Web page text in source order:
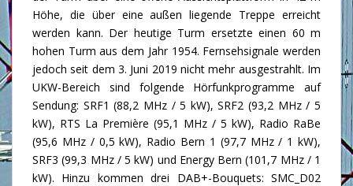
Höhe, die über eine außen liegende Treppe erreicht
werden kann. Der heutige Turm ersetzte einen 60 m
hohen Turm aus dem Jahr 1954. Fernsehsignale werden
jedoch seit dem 3. Juni 2019 nicht mehr ausgestrahlt. Im
UKW-Bereich sind folgende Hörfunkprogramme auf
Sendung: SRF1 (88,2 MHz / 5 kW), SRF2 (93,2 MHz / 5
kW), RTS La Première (95,1 MHz / 5 kW), Radio RaBe
(95,6 MHz / 0,5 kW), Radio Bern 1 (97,7 MHz / 1 kW),
SRF3 (99,3 MHz / 5 kW) und Energy Bern (101,7 MHz / 1
kW). Hinzu kommen drei DAB+-Bouquets: SMC_D02